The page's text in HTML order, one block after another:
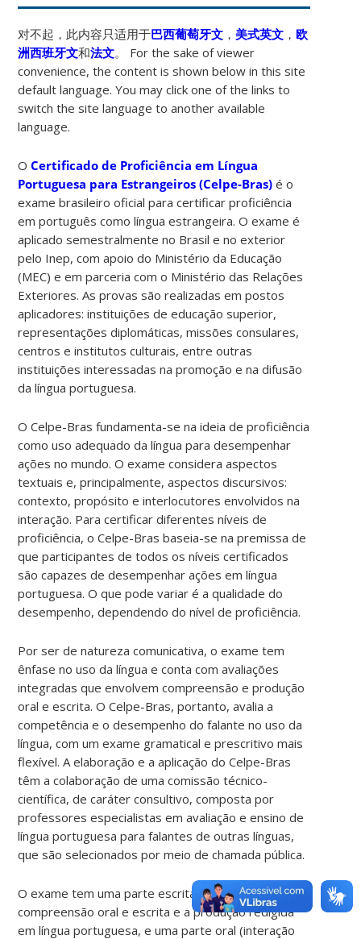
对不起，此内容只适用于巴西葡萄牙文 ，美式英文 ， 欧
洲西班牙文和法文。 For the sake of viewer
convenience, the content is shown below in this site
default language. You may click one of the links to
switch the site language to another available
language.
OCertificado de Proficiência em Língua
Portuguesa para Estrangeiros (Celpe-Bras) é o
exame brasileiro oficial para certificar proficiência
em português como língua estrangeira. O exame é
aplicado semestralmente no Brasil e no exterior
pelo Inep, com apoio do Ministério da Educação
(MEC) e em parceria com o Ministério das Relações
Exteriores. As provas são realizadas em postos
aplicadores: instituições de educação superior,
representações diplomáticas, missões consulares,
centros e institutos culturais, entre outras
instituições interessadas na promoção e na difusão
da língua portuguesa.
O Celpe-Bras fundamenta-se na ideia de proficiência
como uso adequado da língua para desempenhar
ações no mundo. O exame considera aspectos
textuais e, principalmente, aspectos discursivos:
contexto, propósito e interlocutores envolvidos na
interação. Para certificar diferentes níveis de
proficiência, o Celpe-Bras baseia-se na premissa de
que participantes de todos os níveis certificados
são capazes de desempenhar ações em língua
portuguesa. O que pode variar é a qualidade do
desempenho, dependendo do nível de proficiência.
Por ser de natureza comunicativa, o exame tem
ênfase no uso da língua e conta com avaliações
integradas que envolvem compreensão e produção
oral e escrita. O Celpe-Bras, portanto, avalia a
competência e o desempenho do falante no uso da
língua, com um exame gramatical e prescritivo mais
flexível. A elaboração e a aplicação do Celpe-Bras
têm a colaboração de uma comissão técnico-
científica, de caráter consultivo, composta por
professores especialistas em avaliação e ensino de
língua portuguesa para falantes de outras línguas,
que são selecionados por meio de chamada pública.
O exame tem uma parte escrita que avalia a
compreensão oral e escrita e a produção redigida
em língua portuguesa, e uma parte oral (interação